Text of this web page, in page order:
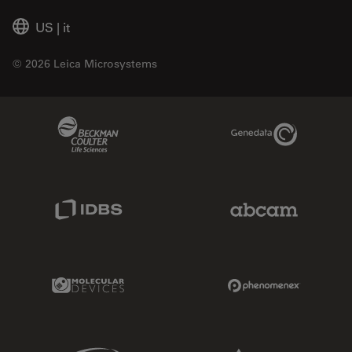
US | it
© 2026 Leica Microsystems
Genedata Link
Molecular Devices Link